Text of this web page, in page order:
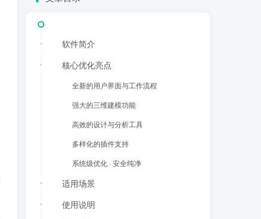
软件简介
核心优化亮点
全新的用户界面与工作流程
强大的三维建模功能
高效的设计与分析工具
多样化的插件支持
系统级优化 · 安全纯净
适用场景
使用说明